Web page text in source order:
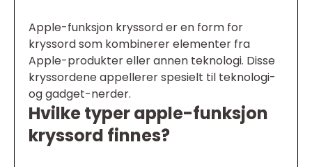
Apple-funksjon kryssord er en form for
kryssord som kombinerer elementer fra
Apple-produkter eller annen teknologi. Disse
kryssordene appellerer spesielt til teknologi-
og gadget-nerder.
Hvilke typer apple-funksjon
kryssord finnes?